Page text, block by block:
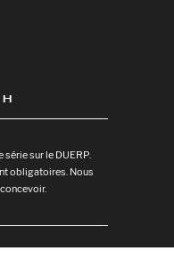
sur le DUERP.
obligatoires. Nous